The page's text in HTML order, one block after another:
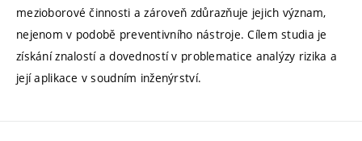
mezioborové činnosti a zároveň zdůrazňuje jejich význam,
nejenom v podobě preventivního nástroje. Cílem studia je
získání znalostí a dovedností v problematice analýzy rizika a
její aplikace v soudním inženýrství.